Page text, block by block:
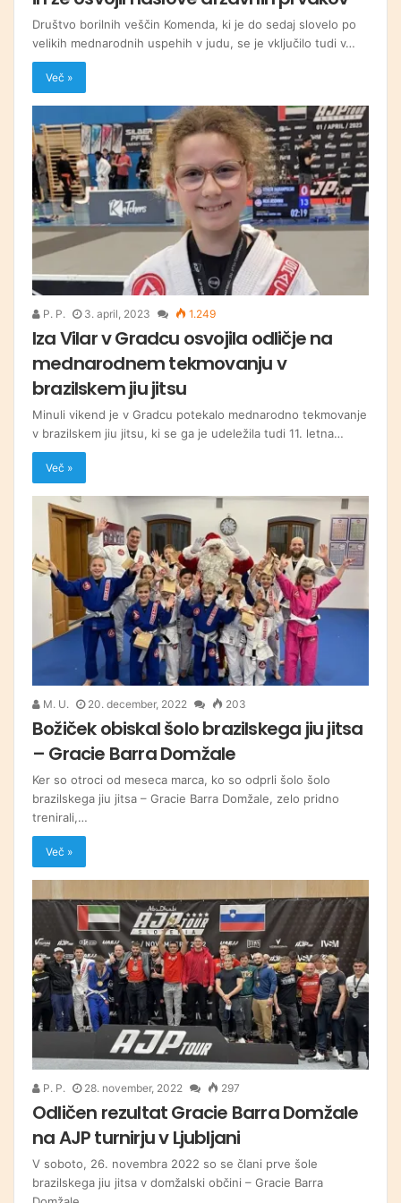
Društvo borilnih veščin Komenda, ki je do sedaj slovelo po
velikih mednarodnih uspehih v judu, se je vključilo tudi v…
Več »
P. P. 3. april, 2023 1.249
Iza Vilar v Gradcu osvojila odličje na
mednarodnem tekmovanju v
brazilskem jiu jitsu
Minuli vikend je v Gradcu potekalo mednarodno tekmovanje
v brazilskem jiu jitsu, ki se ga je udeležila tudi 11. letna…
Več »
M. U. 20. december, 2022 203
Božiček obiskal šolo brazilskega jiu jitsa
– Gracie Barra Domžale
Ker so otroci od meseca marca, ko so odprli šolo šolo
brazilskega jiu jitsa – Gracie Barra Domžale, zelo pridno
trenirali,…
Več »
P. P. 28. november, 2022 297
Odličen rezultat Gracie Barra Domžale
na AJP turnirju v Ljubljani
V soboto, 26. novembra 2022 so se člani prve šole
brazilskega jiu jitsa v domžalski občini – Gracie Barra